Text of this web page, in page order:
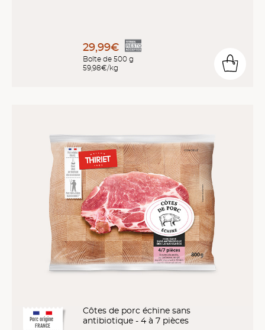
29,99€
Boîte de 500 g
59,98€/kg
Porc origine
FRANCE
Côtes de porc échine sans
antibiotique - 4 à 7 pièces